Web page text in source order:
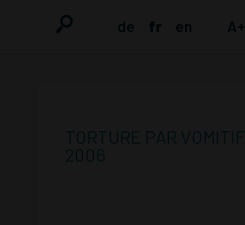
de fr en A+
TORTURE PAR
2006